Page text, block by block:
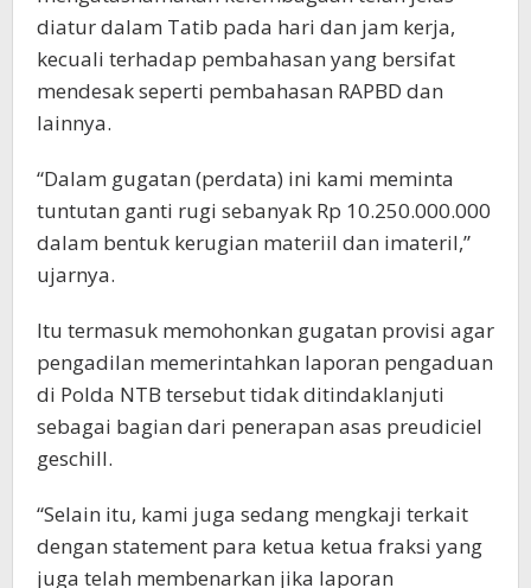
diatur dalam Tatib pada hari dan jam kerja,
kecuali terhadap pembahasan yang bersifat
mendesak seperti pembahasan RAPBD dan
lainnya.
“Dalam gugatan (perdata) ini kami meminta
tuntutan ganti rugi sebanyak Rp 10.250.000.000
dalam bentuk kerugian materiil dan imateril,”
ujarnya.
Itu termasuk memohonkan gugatan provisi agar
pengadilan memerintahkan laporan pengaduan
di Polda NTB tersebut tidak ditindaklanjuti
sebagai bagian dari penerapan asas preudiciel
geschill.
“Selain itu, kami juga sedang mengkaji terkait
dengan statement para ketua ketua fraksi yang
juga telah membenarkan jika laporan